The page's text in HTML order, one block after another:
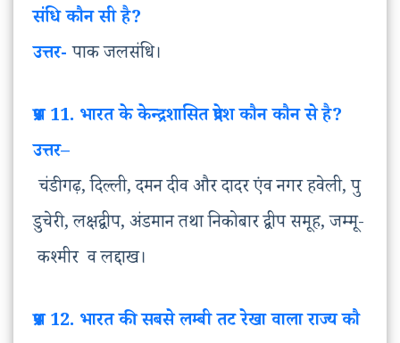
संधिकौनसीहै?
उत्तर- पाक जलसंधि।
प्रश्न11. भारतकेकेन्द्रशासितप्रदेशकौनकौनसेहै?
उत्तर–
चंडीगढ़, दिल्ली, दमन दीव और दादर एंव नगर हवेली, पु
डुचेरी, लक्षद्वीप, अंडमान तथा निकोबार द्वीप समूह, जम्मू-
कश्मीर व लद्दाख।
प्रश्न12. भारतकीसबसेलम्बीतटरेखावालाराज्यकौ